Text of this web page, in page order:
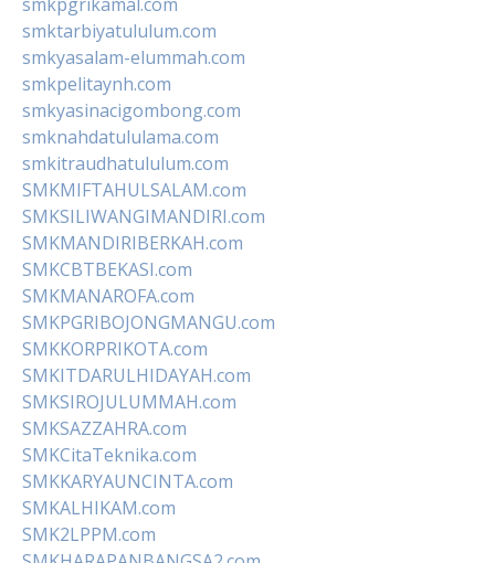
smktarbiyatululum.com
smkyasalam-elummah.com
smkpelitaynh.com
smkyasinacigombong.com
smknahdatululama.com
smkitraudhatululum.com
SMKMIFTAHULSALAM.com
SMKSILIWANGIMANDIRI.com
SMKMANDIRIBERKAH.com
SMKCBTBEKASI.com
SMKMANAROFA.com
SMKPGRIBOJONGMANGU.com
SMKKORPRIKOTA.com
SMKITDARULHIDAYAH.com
SMKSIROJULUMMAH.com
SMKSAZZAHRA.com
SMKCitaTeknika.com
SMKKARYAUNCINTA.com
SMKALHIKAM.com
SMK2LPPM.com